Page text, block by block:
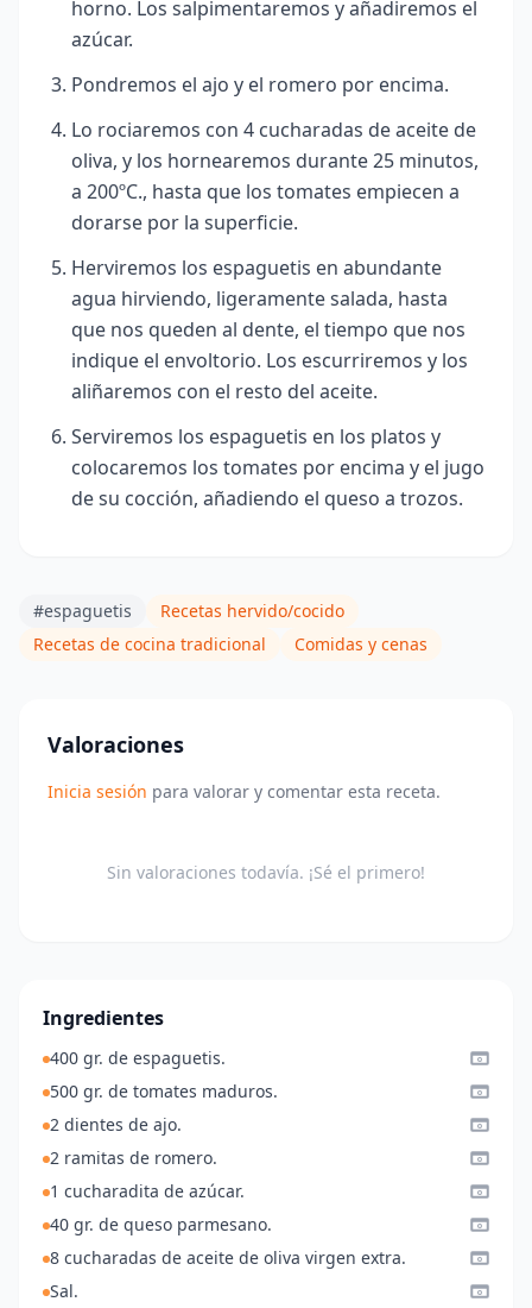
horno. Los salpimentaremos y añadiremos el
azúcar.
Pondremos el ajo y el romero por encima.
Lo rociaremos con 4 cucharadas de aceite de
oliva, y los hornearemos durante 25 minutos,
a 200ºC., hasta que los tomates empiecen a
dorarse por la superficie.
Herviremos los espaguetis en abundante
agua hirviendo, ligeramente salada, hasta
que nos queden al dente, el tiempo que nos
indique el envoltorio. Los escurriremos y los
aliñaremos con el resto del aceite.
Serviremos los espaguetis en los platos y
colocaremos los tomates por encima y el jugo
de su cocción, añadiendo el queso a trozos.
#espaguetis
Recetas hervido/cocido
Recetas de cocina tradicional
Comidas y cenas
Valoraciones
Inicia sesión para valorar y comentar esta receta.
Sin valoraciones todavía. ¡Sé el primero!
Ingredientes
400 gr. de espaguetis.
500 gr. de tomates maduros.
2 dientes de ajo.
2 ramitas de romero.
1 cucharadita de azúcar.
40 gr. de queso parmesano.
8 cucharadas de aceite de oliva virgen extra.
Sal.